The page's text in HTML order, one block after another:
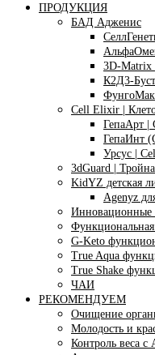
ПРОДУКЦИЯ
БАД Адженис
3D-Matrix
К2Д3-Буст
Cell Elixir |
ГепаАрт |
ГепаИнт
Урсус |
3dGuard |
KidYZ детская
Agenyz
Инновационные
Функциональная
G-Keto
True Aqua
True Shake
ЧАИ
РЕКОМЕНДУЕМ
Очищение
Молодость и
Контроль веса с